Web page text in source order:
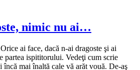
nimic nu ai…
ai face, dacă n-ai dragoste şi ai
partea ispititorului. Vedeţi cum scrie
mai înaltă cale vă arăt vouă. De-aş